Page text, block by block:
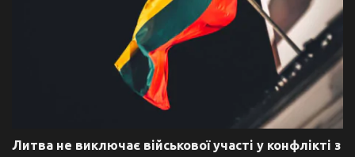
Литва не виключає військової участі у конфлікті з